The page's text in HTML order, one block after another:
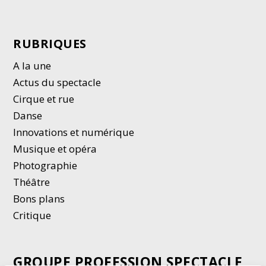
RUBRIQUES
A la une
Actus du spectacle
Cirque et rue
Danse
Innovations et numérique
Musique et opéra
Photographie
Théâtre
Bons plans
Critique
GROUPE PROFESSION SPECTACLE